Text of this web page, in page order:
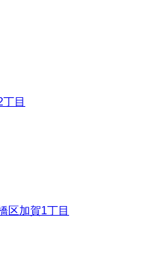
目
区加賀1丁目